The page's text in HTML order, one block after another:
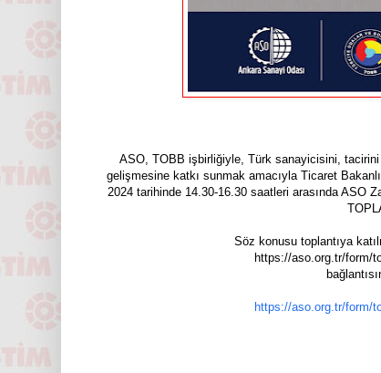
ASO, TOBB işbirliğiyle, Türk sanayicisini, tacirini
gelişmesine katkı sunmak amacıyla Ticaret
2024 tarihinde 14.30-16.30 saatleri arasında ASO
Söz konusu toplantıya
https://aso.org.tr/form/
https://aso.org.tr/form/